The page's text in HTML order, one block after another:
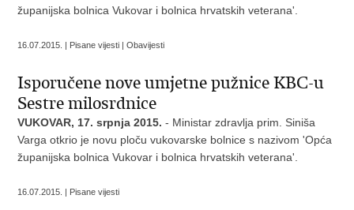
županijska bolnica Vukovar i bolnica hrvatskih veterana'.
16.07.2015. | Pisane vijesti | Obavijesti
Isporučene nove umjetne pužnice KBC-u
Sestre milosrdnice
VUKOVAR, 17. srpnja 2015.- Ministar zdravlja prim. Siniša
Varga otkrio je novu ploču vukovarske bolnice s nazivom 'Opća
županijska bolnica Vukovar i bolnica hrvatskih veterana'.
16.07.2015. | Pisane vijesti